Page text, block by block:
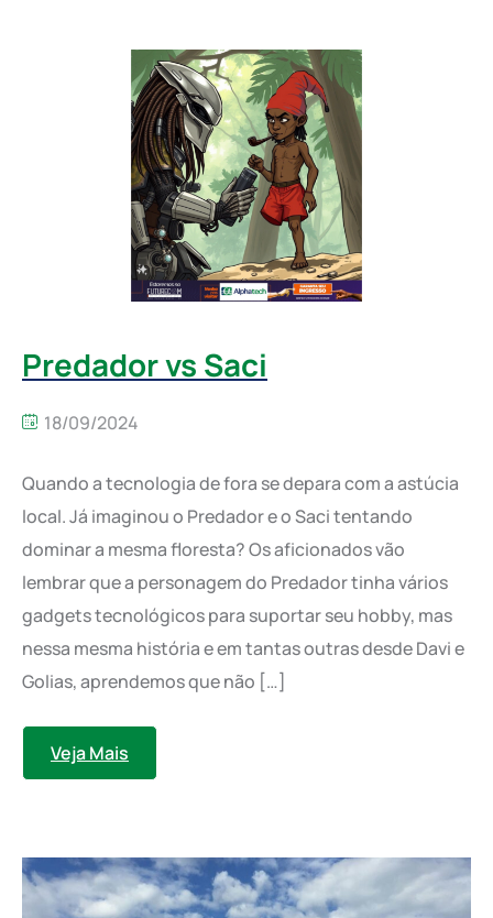
Predador vs Saci
18/09/2024
Quando a tecnologia de fora se depara com a astúcia
local. Já imaginou o Predador e o Saci tentando
dominar a mesma floresta? Os aficionados vão
lembrar que a personagem do Predador tinha vários
gadgets tecnológicos para suportar seu hobby, mas
nessa mesma história e em tantas outras desde Davi e
Golias, aprendemos que não […]
Veja Mais